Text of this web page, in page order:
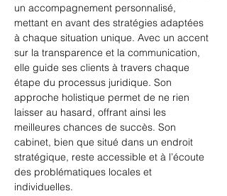
un accompagnement personnalisé,
mettant en avant des stratégies adaptées
à chaque situation unique. Avec un accent
sur la transparence et la communication,
elle guide ses clients à travers chaque
étape du processus juridique. Son
approche holistique permet de ne rien
laisser au hasard, offrant ainsi les
meilleures chances de succès. Son
cabinet, bien que situé dans un endroit
stratégique, reste accessible et à l’écoute
des problématiques locales et
individuelles.